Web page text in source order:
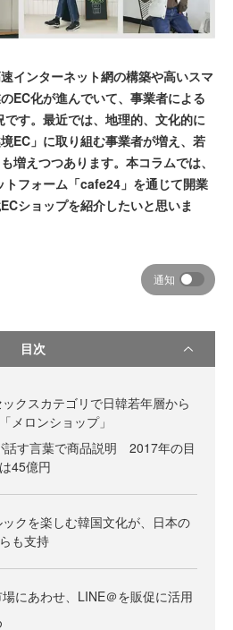
インターネット網の構築や高いスマ
EC化が進んでいて、事業者による
す。最近では、地理的、文化的に
EC」に取り組む事業者が増え、若
増えつつあります。本コラムでは、
トフォーム「cafe24」を通じて開業
ショップを紹介したいと思いま
通知
目次
クスカテゴリで日韓若年層から
メロンショップ」
話す言葉で商品説明 2017年の目
45億円
クを楽しむ韓国文化が、日本の
も支持
場にあわせ、LINE＠を販促に活用